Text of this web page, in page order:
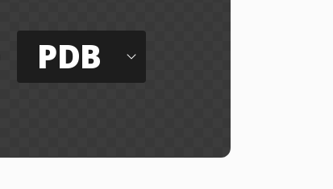
PDB